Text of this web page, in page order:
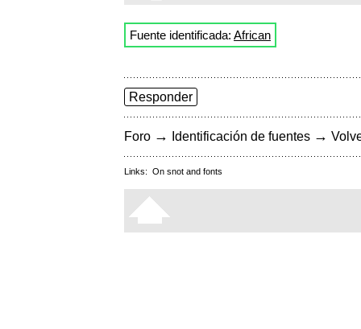
Fuente identificada: African
Responder
Foro → Identificación de fuentes →
Links: On snot and fonts